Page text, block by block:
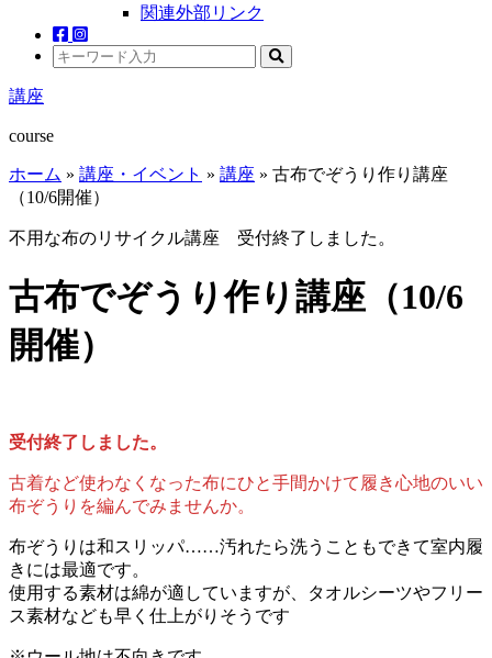
関連外部リンク
講座
course
ホーム » 講座・イベント » 講座 » 古布でぞうり作り講座
（10/6開催）
不用な布のリサイクル講座 受付終了しました。
古布でぞうり作り講座（10/6
開催）
受付終了しました。
古着など使わなくなった布にひと手間かけて履き心地のいい
布ぞうりを編んでみませんか。
布ぞうりは和スリッパ……汚れたら洗うこともできて室内履
きには最適です。
使用する素材は綿が適していますが、タオルシーツやフリー
ス素材なども早く仕上がりそうです